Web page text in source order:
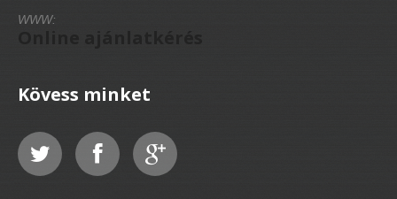
WWW:
Kövess minket